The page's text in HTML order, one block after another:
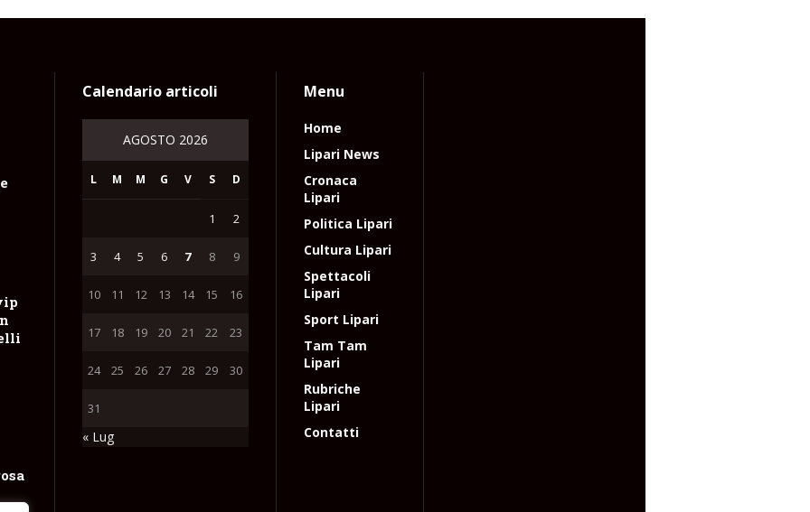
Calendario articoli
AGOSTO 2026
L M M G V S D
1 2
3 4 5 6 7 8 9
10 11 12 13 14 15 16
17 18 19 20 21 22 23
24 25 26 27 28 29 30
31
« Lug
Menu
Home
Lipari News
Cronaca
Lipari
Politica Lipari
Cultura Lipari
Spettacoli
Lipari
Sport Lipari
Tam Tam
Lipari
Rubriche
Lipari
Contatti